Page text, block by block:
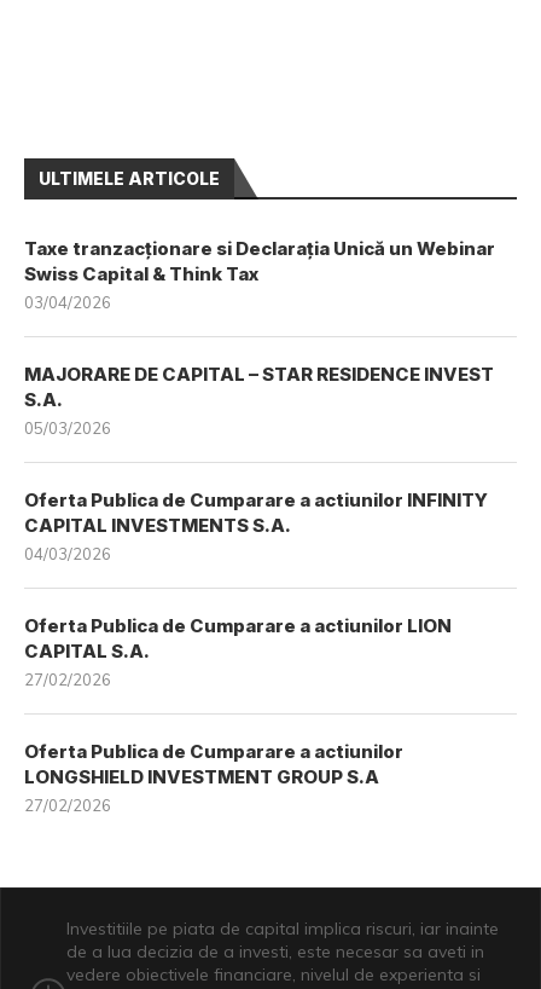
ULTIMELE ARTICOLE
Taxe tranzacționare si Declarația Unică un Webinar
Swiss Capital & Think Tax
03/04/2026
MAJORARE DE CAPITAL – STAR RESIDENCE INVEST
S.A.
05/03/2026
Oferta Publica de Cumparare a actiunilor INFINITY
CAPITAL INVESTMENTS S.A.
04/03/2026
Oferta Publica de Cumparare a actiunilor LION
CAPITAL S.A.
27/02/2026
Oferta Publica de Cumparare a actiunilor
LONGSHIELD INVESTMENT GROUP S.A
27/02/2026
Investitiile pe piata de capital implica riscuri, iar inainte
de a lua decizia de a investi, este necesar sa aveti in
vedere obiectivele financiare, nivelul de experienta si